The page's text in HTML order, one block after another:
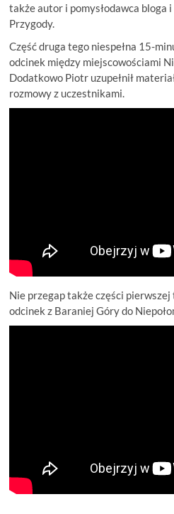
także autor i pomysłodawca bloga
Przygody.
Część druga tego niespełna 15-
odcinek między miejscowościami
Dodatkowo Piotr uzupełnił
rozmowy z uczestnikami.
Nie przegap także części
odcinek z Baraniej Góry do